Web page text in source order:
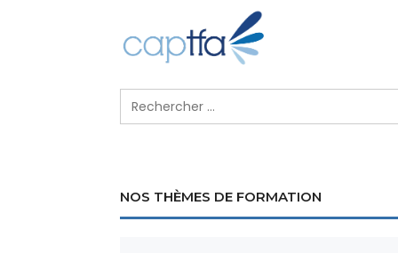
NOS THÈMES DE FORMATION